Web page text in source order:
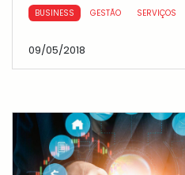
BUSINESS GESTÃO SERVIÇOS
09/05/2018